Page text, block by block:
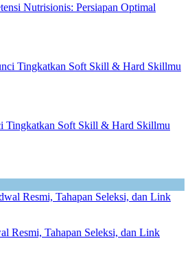
Nutrisionis: Persiapan Optimal
Tingkatkan Soft Skill & Hard Skillmu
Resmi, Tahapan Seleksi, dan Link